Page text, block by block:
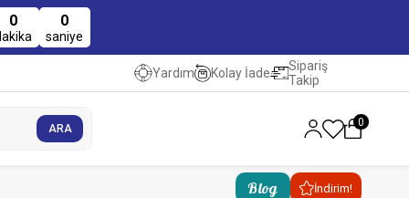
0 0
saniye
Yardım Kolay İade
Sipariş
Takip
0
Blog İndirim!